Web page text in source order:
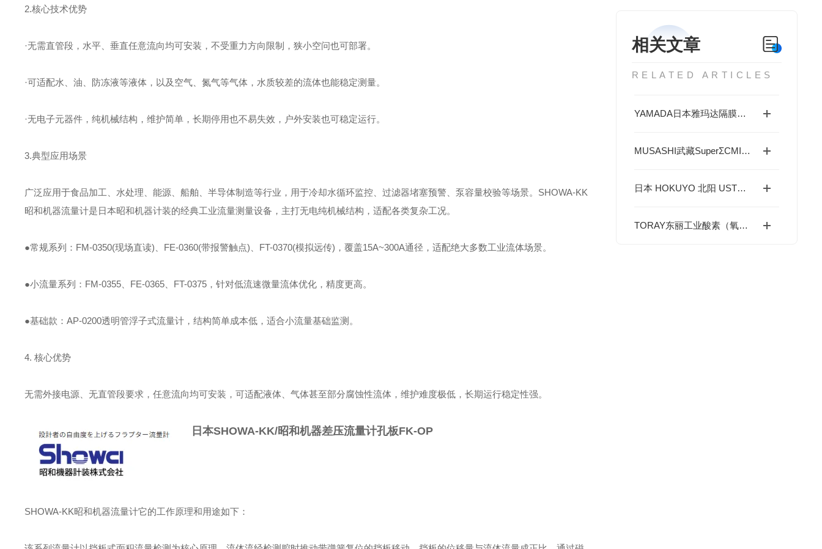
相关文章
RELATED ARTICLES
YAMADA日本雅玛达隔膜泵系列介绍
MUSASHI武藏SuperΣCMIVPro全功能数字控制点胶机四大功能及行业应用详解
日本 HOKUYO 北阳 UST系列二维激光扫描光电传感器应用行业
TORAY东丽工业酸素（氧气）浓度计应用行业以及用途
2.核心技术优势
·无需直管段，水平、垂直任意流向均可安装，不受重力方向限制，狭小空问也可部署。
·可适配水、油、防冻液等液体，以及空气、氮气等气体，水质较差的流体也能稳定测量。
·无电子元器件，纯机械结构，维护简单，长期停用也不易失效，户外安装也可稳定运行。
3.典型应用场景
广泛应用于食品加工、水处理、能源、船舶、半导体制造等行业，用于冷却水循环监控、过滤器堵塞预警、泵容量校验等场景。 SHOWA-KK
昭和机器流量计是日本昭和机器计装的经典工业流量测量设备，主打无电纯机械结构，适配各类复杂工况。
●常规系列：FM-0350(现场直读)、FE-0360(带报警触点)、FT-0370(模拟远传)，覆盖15A~300A通径，适配绝大多数工业流体场景。
●小流量系列：FM-0355、FE-0365、FT-0375，针对低流速微量流体优化，精度更高。
●基础款：AP-0200透明管浮子式流量计，结构简单成本低，适合小流量基础监测。
4. 核心优势
无需外接电源、无直管段要求，任意流向均可安装，可适配液体、气体甚至部分腐蚀性流体，维护难度极低，长期运行稳定性强。
日本SHOWA-KK/昭和机器差压流量计孔板FK-OP
SHOWA-KK昭和机器流量计它的工作原理和用途如下：